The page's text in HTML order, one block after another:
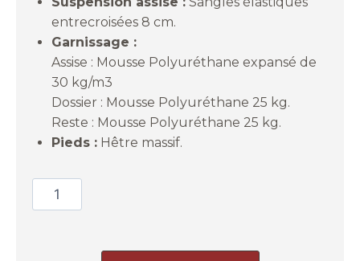
entrecroisées 8 cm.
Garnissage :
Assise : Mousse Polyuréthane expansé de
30 kg/m3
Dossier : Mousse Polyuréthane 25 kg.
Reste : Mousse Polyuréthane 25 kg.
Pieds : Hêtre massif.